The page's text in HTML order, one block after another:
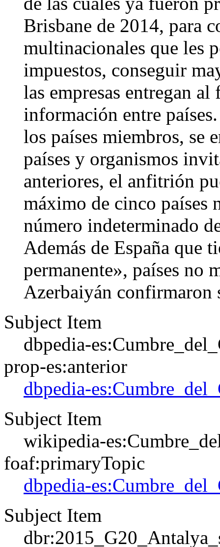
Brisbane de 2014, para
multinacionales que les
impuestos, conseguir
las empresas entregan
información entre
los países miembros, se
países y organismos
anteriores, el anfitrión
máximo de cinco países
número indeterminado
Además de España que
permanente», países no
Azerbaiyán confirmaron
Subject Item
dbpedia-
prop-es:anterior
dbpedia-
Subject Item
wikipedia-
foaf:primaryTopic
dbpedia-
Subject Item